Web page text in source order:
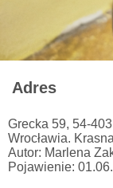
Adres
Grecka 59, 54-
Wrocławia.
Autor: Marlena
Pojawienie: